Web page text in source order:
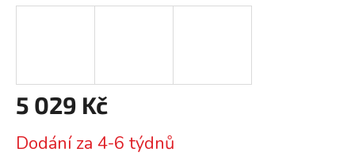
5 029 Kč
cena:
Dodání za 4-6 týdnů